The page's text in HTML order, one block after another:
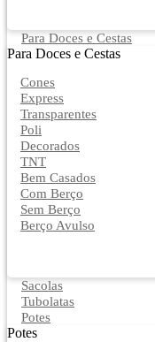
Para Doces e Cestas
Para Doces e Cestas
Cones
Express
Transparentes
Poli
Decorados
TNT
Bem Casados
Com Berço
Sem Berço
Berço Avulso
Sacolas
Tubolatas
Potes
Potes